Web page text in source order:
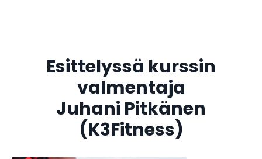
Esittelyssä kurssin
valmentaja
Juhani Pitkänen
(K3Fitness)